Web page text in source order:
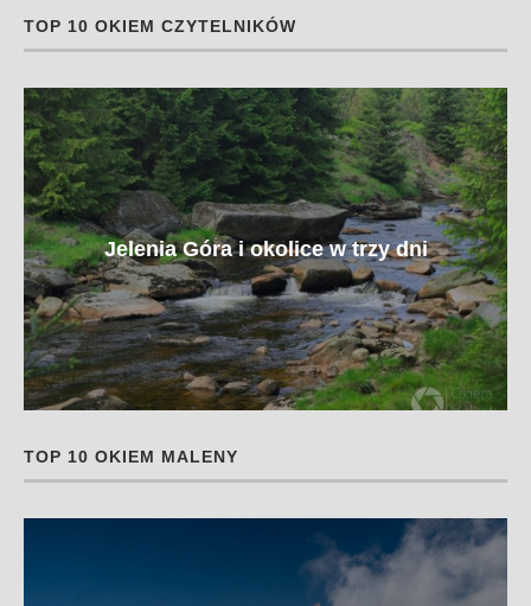
TOP 10 OKIEM CZYTELNIKÓW
Jelenia Góra i okolice w trzy dni
TOP 10 OKIEM MALENY